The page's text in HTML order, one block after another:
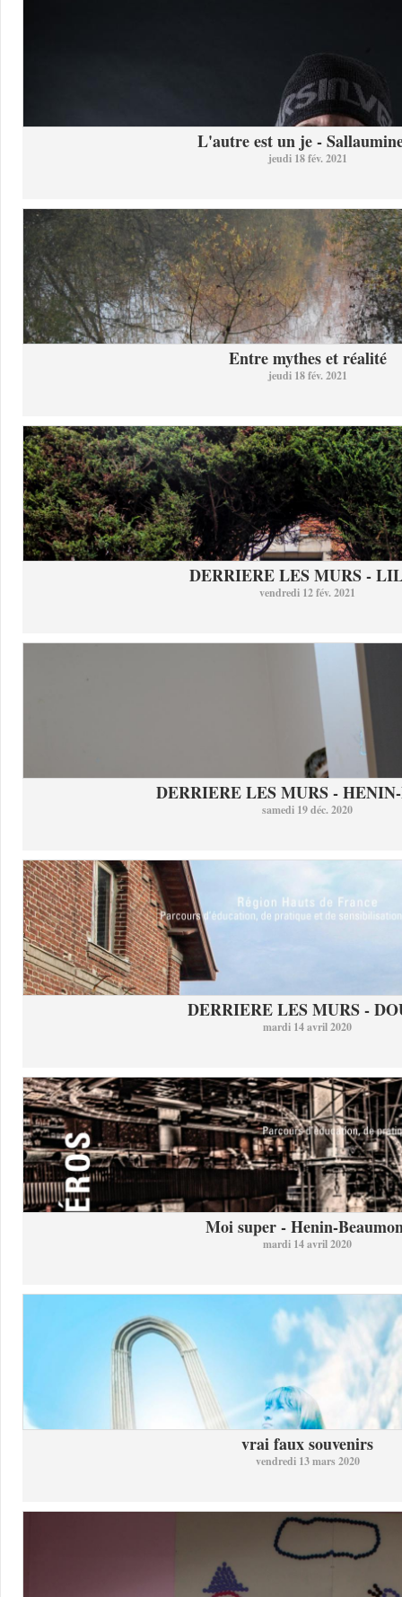
L'autre est un je -
jeudi 18 fév. 2021
Entre mythes et réalité
jeudi 18 fév. 2021
DERRIERE LES MURS -
vendredi 12 fév. 2021
DERRIERE LES MURS -
samedi 19 déc. 2020
DERRIERE LES MURS -
mardi 14 avril 2020
Moi super - Henin-
mardi 14 avril 2020
vrai faux souvenirs
vendredi 13 mars 2020